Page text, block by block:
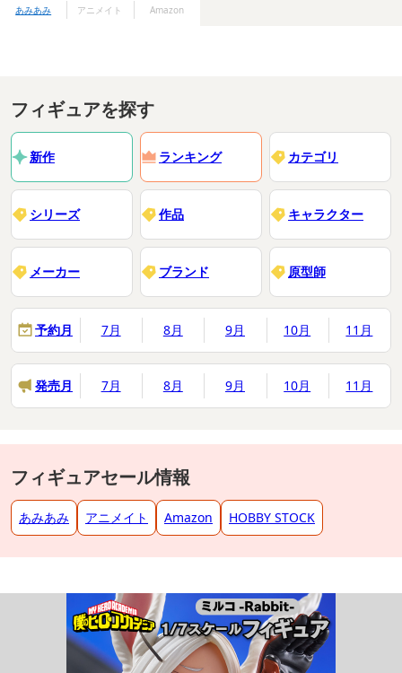
あみあみ アニメイト Amazon
フィギュアを探す
新作 ランキング カテゴリ
シリーズ 作品 キャラクター
メーカー ブランド 原型師
予約月 7月 8月 9月 10月 11月
発売月 7月 8月 9月 10月 11月
フィギュアセール情報
あみあみ アニメイト Amazon HOBBY STOCK